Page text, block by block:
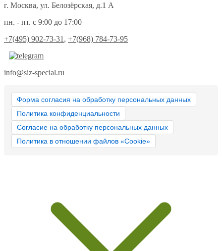
г. Москва, ул. Белозёрская, д.1 А
пн. - пт. с 9:00 до 17:00
+7(495) 902-73-31 , +7(968) 784-73-95
info@siz-special.ru
Форма согласия на обработку персональных данных
Политика конфиденциальности
Согласие на обработку персональных данных
Политика в отношении файлов «Cookie»